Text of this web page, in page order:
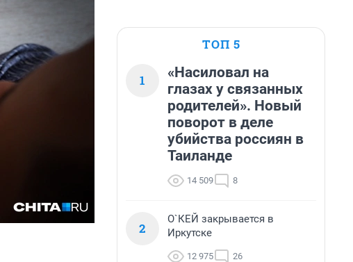
ТОП 5
1
«Насиловал на
глазах у связанных
родителей». Новый
поворот в деле
убийства россиян в
Таиланде
14 509 8
2
О`КЕЙ закрывается в
Иркутске
12 975 26